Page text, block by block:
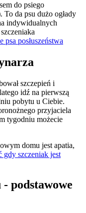
do psiego
To da psu dużo ogłady
indywidualnych
psa posłuszeństwa
szczepień i
idź na pierwszą
pobytu u Ciebie.
przyjaciela
tygodniu możecie
domu jest apatia,
gdy szczeniak jest
podstawowe